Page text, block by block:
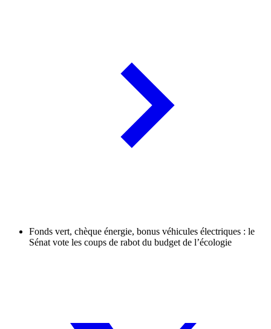
Fonds vert, chèque énergie, bonus véhicules électriques : le
Sénat vote les coups de rabot du budget de l’écologie